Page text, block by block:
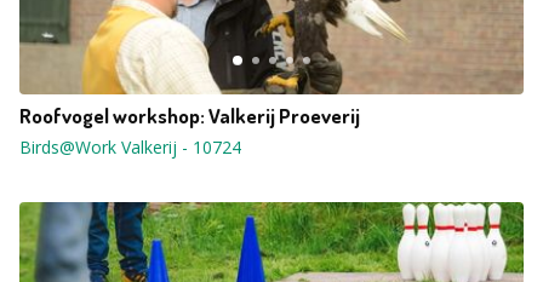
Roofvogel workshop: Valkerij Proeverij
Birds@Work Valkerij - 10724